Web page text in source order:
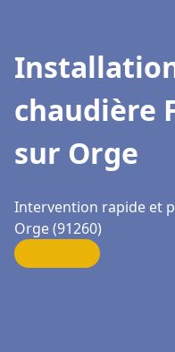
chaudière
sur Orge
Intervention rapide et
Orge (91260)